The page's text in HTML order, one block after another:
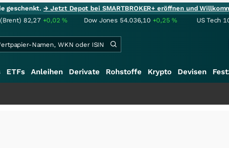
geschenkt.→ Jetzt Depot bei SMARTBROKER+ eröffnen und
82,27 +0,02% Dow Jones 54.036,10 +0,25% US Tech
ETFs Anleihen Derivate Rohstoffe Krypto Devisen